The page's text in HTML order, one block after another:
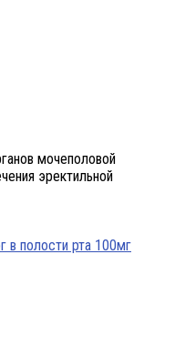
мочеполовой
эректильной